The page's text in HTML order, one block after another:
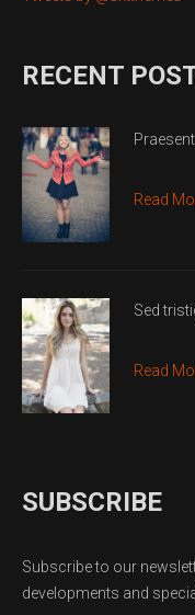
RECENT
Read
Sed
Read
SUBSCRIBE
Subscribe to our
developments and